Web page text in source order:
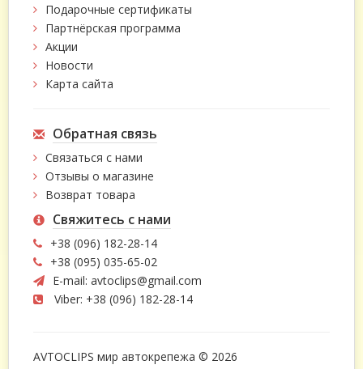
Подарочные сертификаты
Партнёрская программа
Акции
Новости
Карта сайта
Обратная связь
Связаться с нами
Отзывы о магазине
Возврат товара
Свяжитесь с нами
+38 (096) 182-28-14
+38 (095) 035-65-02
E-mail: avtoclips@gmail.com
Viber: +38 (096) 182-28-14
AVTOCLIPS мир автокрепежа © 2026